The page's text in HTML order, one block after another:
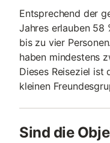
Entsprechend der
Jahres erlauben 58
bis zu vier
haben mindestens
Dieses Reiseziel
kleinen
Sind die